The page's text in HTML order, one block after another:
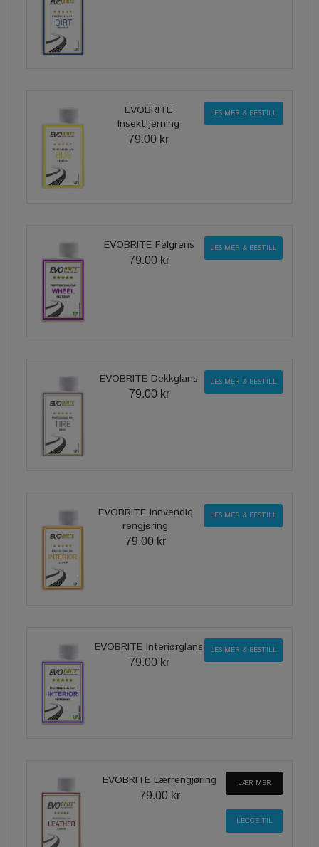
EVOBRITE
Insektfjerning
79.00 kr
LES MER & BESTILL
EVOBRITE Felgrens
79.00 kr
LES MER & BESTILL
EVOBRITE Dekkglans
79.00 kr
LES MER & BESTILL
EVOBRITE Innvendig
rengjøring
79.00 kr
LES MER & BESTILL
EVOBRITE Interiørglans
79.00 kr
LES MER & BESTILL
EVOBRITE Lærrengjøring
79.00 kr
LÆR MER